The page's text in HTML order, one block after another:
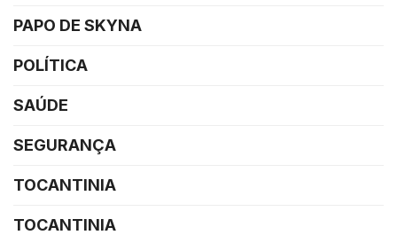
PAPO DE SKYNA
POLÍTICA
SAÚDE
SEGURANÇA
TOCANTINIA
TOCANTINIA